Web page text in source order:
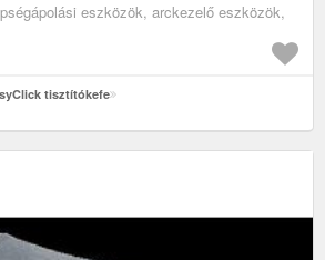
eszközök, arckezelő eszközök,
tisztítókefe